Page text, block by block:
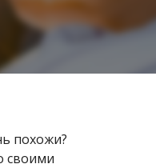
похожи?
своими